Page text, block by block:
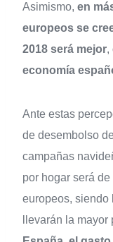
Asimismo, en
europeos se
2018 será mejor,
economía
Ante estas
de desembolso
campañas
por hogar será
europeos, siendo
llevarán la